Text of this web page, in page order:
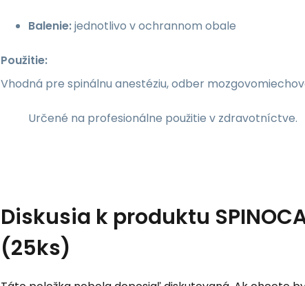
Balenie:jednotlivo v ochrannom obale
Použitie:
Vhodná pre spinálnu anestéziu, odber
Určené na profesionálne použitie v zdravotníctve.
Diskusia k produktu
(25ks)